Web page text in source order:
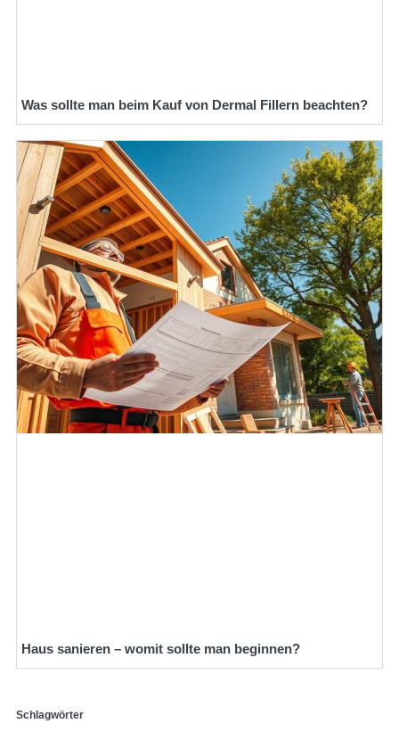
Was sollte man beim Kauf von Dermal Fillern beachten?
Haus sanieren – womit sollte man beginnen?
Schlagwörter